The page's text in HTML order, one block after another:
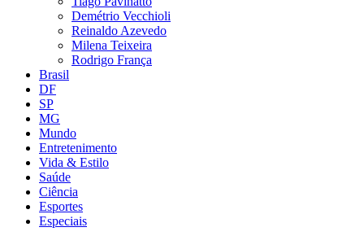
Demétrio Vecchioli
Reinaldo Azevedo
Milena Teixeira
Rodrigo França
Brasil
DF
SP
MG
Mundo
Entretenimento
Vida & Estilo
Saúde
Ciência
Esportes
Especiais